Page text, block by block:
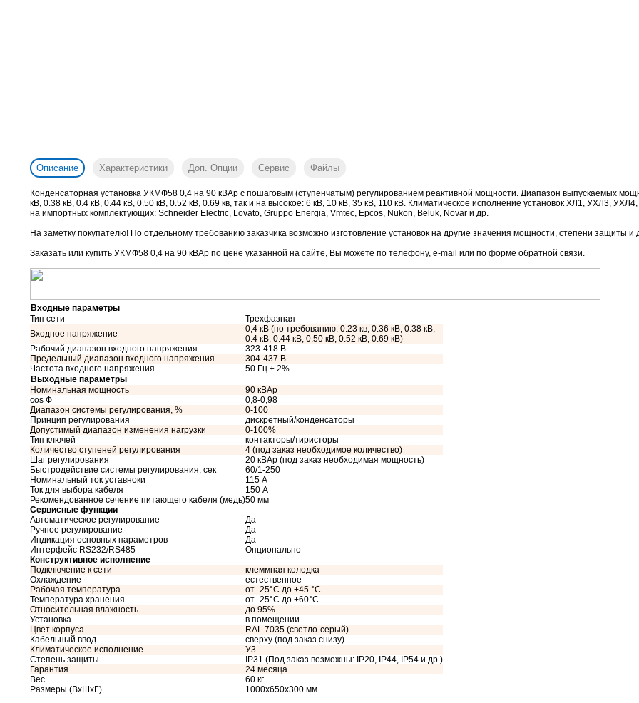
Описание Характеристики Доп. Опции Сервис Файлы
Конденсаторная установка УКМФ58 0,4 на 90 кВАр с пошаговым (ступенчатым) регулированием реактивной мощности. Диапазон выпускаемых
кВ, 0.38 кВ, 0.4 кВ, 0.44 кВ, 0.50 кВ, 0.52 кВ, 0.69 кв, так и на высокое: 6 кВ, 10 кВ, 35 кВ, 110 кВ. Климатическое исполнение установок ХЛ1, УХЛ3,
на импортных комплектующих: Schneider Electric, Lovato, Gruppo Energia, Vmtec, Epcos, Nukon, Beluk, Novar и др.
На заметку покупателю! По отдельному требованию заказчика возможно изготовление установок на другие значения мощности, степени защиты и
Заказать или купить УКМФ58 0,4 на 90 кВАр по цене указанной на сайте, Вы можете по телефону, e-mail или по форме обратной связи.
Входные параметры
Тип сети
Трехфазная
Входное напряжение
0,4 кВ (по требованию: 0.23 кв, 0.36 кВ, 0.38 кВ,
0.4 кВ, 0.44 кВ, 0.50 кВ, 0.52 кВ, 0.69 кВ)
Рабочий диапазон входного напряжения
323-418 В
Предельный диапазон входного напряжения
304-437 В
Частота входного напряжения
50 Гц ± 2%
Выходные параметры
Номинальная мощность
90 кВАр
cos Ф
0,8-0,98
Диапазон системы регулирования, %
0-100
Принцип регулирования
дискретный/конденсаторы
Допустимый диапазон изменения нагрузки
0-100%
Тип ключей
контакторы/тиристоры
Количество ступеней регулирования
4 (под заказ необходимое количество)
Шаг регулирования
20 кВАр (под заказ необходимая мощность)
Быстродействие системы регулирования, сек
60/1-250
Номинальный ток уставноки
115 А
Ток для выбора кабеля
150 А
Рекомендованное сечение питающего кабеля (медь)50 мм
Сервисные функции
Автоматическое регулирование
Да
Ручное регулирование
Да
Индикация основных параметров
Да
Интерфейс RS232/RS485
Опционально
Конструктивное исполнение
Подключение к сети
клеммная колодка
Охлаждение
естественное
Рабочая температура
от -25°C до +45 °C
Температура хранения
от -25°C до +60°C
Относительная влажность
до 95%
Установка
в помещении
Цвет корпуса
RAL 7035 (светло-серый)
Кабельный ввод
сверху (под заказ снизу)
Климатическое исполнение
У3
Степень защиты
IP31 (Под заказ возможны: IP20, IP44, IP54 и др.)
Гарантия
24 месяца
Вес
60 кг
Размеры (ВхШхГ)
1000х650х300 мм